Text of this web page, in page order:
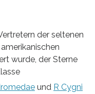
der seltenen
wurde, der Sterne
und R Cygni